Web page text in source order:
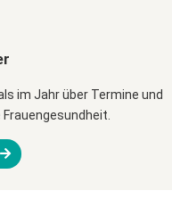
im Jahr über Termine und